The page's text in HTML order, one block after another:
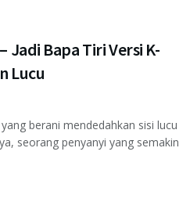
Jadi Bapa Tiri Versi K-
Lucu
berani mendedahkan sisi lucu
seorang penyanyi yang semakin